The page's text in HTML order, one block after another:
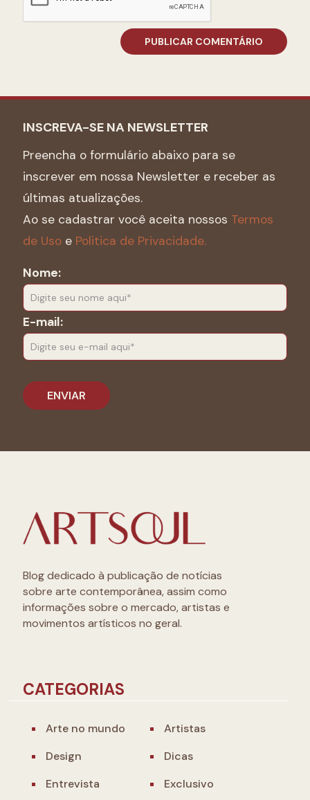
INSCREVA-SE NA NEWSLETTER
Preencha o formulário abaixo para se
inscrever em nossa Newsletter e receber as
últimas atualizações.
Ao se cadastrar você aceita nossos Termos
de Uso e Politica de Privacidade.
Nome:
E-mail:
Blog dedicado à publicação de notícias
sobre arte contemporânea, assim como
informações sobre o mercado, artistas e
movimentos artísticos no geral.
CATEGORIAS
Arte no mundo
Artistas
Design
Dicas
Entrevista
Exclusivo